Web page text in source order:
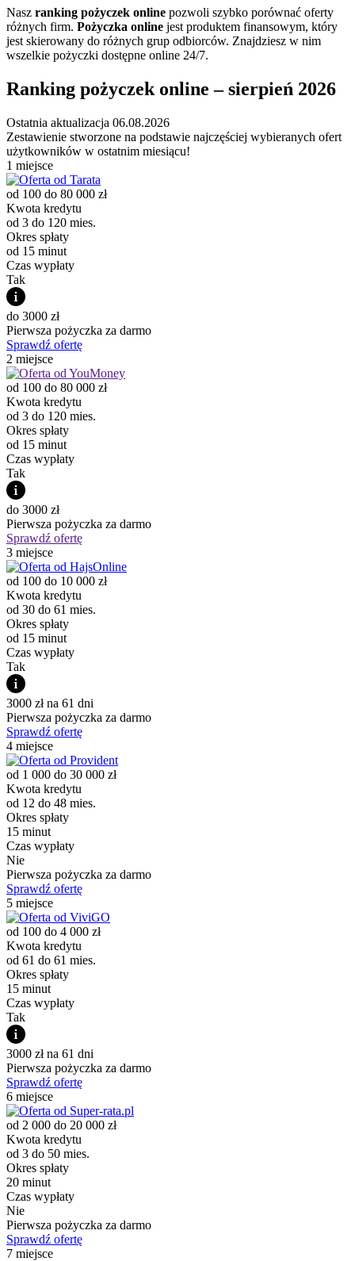
Nasz ranking pożyczek online pozwoli szybko porównać oferty
różnych firm. Pożyczka online jest produktem finansowym, który
jest skierowany do różnych grup odbiorców. Znajdziesz w nim
wszelkie pożyczki dostępne online 24/7.
Ranking pożyczek online – sierpień 2026
Ostatnia aktualizacja 06.08.2026
Zestawienie stworzone na podstawie najczęściej wybieranych ofert
użytkowników w ostatnim miesiącu!
1 miejsce
od 100 do 80 000 zł
Kwota kredytu
od 3 do 120 mies.
Okres spłaty
od 15 minut
Czas wypłaty
Tak
do 3000 zł
Pierwsza pożyczka za darmo
Sprawdź ofertę
2 miejsce
od 100 do 80 000 zł
Kwota kredytu
od 3 do 120 mies.
Okres spłaty
od 15 minut
Czas wypłaty
Tak
do 3000 zł
Pierwsza pożyczka za darmo
Sprawdź ofertę
3 miejsce
od 100 do 10 000 zł
Kwota kredytu
od 30 do 61 mies.
Okres spłaty
od 15 minut
Czas wypłaty
Tak
3000 zł na 61 dni
Pierwsza pożyczka za darmo
Sprawdź ofertę
4 miejsce
od 1 000 do 30 000 zł
Kwota kredytu
od 12 do 48 mies.
Okres spłaty
15 minut
Czas wypłaty
Nie
Pierwsza pożyczka za darmo
Sprawdź ofertę
5 miejsce
od 100 do 4 000 zł
Kwota kredytu
od 61 do 61 mies.
Okres spłaty
15 minut
Czas wypłaty
Tak
3000 zł na 61 dni
Pierwsza pożyczka za darmo
Sprawdź ofertę
6 miejsce
od 2 000 do 20 000 zł
Kwota kredytu
od 3 do 50 mies.
Okres spłaty
20 minut
Czas wypłaty
Nie
Pierwsza pożyczka za darmo
Sprawdź ofertę
7 miejsce